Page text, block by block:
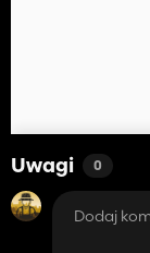
Uwagi 0